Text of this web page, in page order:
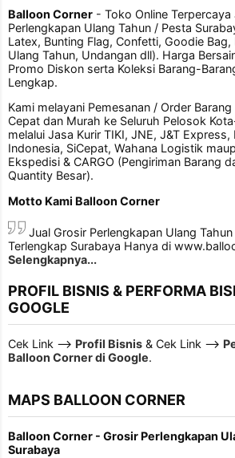
Balloon Corner - Toko Online Terpercaya
Perlengkapan Ulang Tahun / Pesta
Latex, Bunting Flag, Confetti, Goodie
Ulang Tahun, Undangan dll). Harga
Promo Diskon serta Koleksi Barang-
Lengkap.
Kami melayani Pemesanan / Order
Cepat dan Murah ke Seluruh Pelosok
melalui Jasa Kurir TIKI, JNE, J&T Express,
Indonesia, SiCepat, Wahana Logistik
Ekspedisi & CARGO (Pengiriman Barang
Quantity Besar).
Motto Kami Balloon Corner
Jual Grosir Perlengkapan Ulang
Terlengkap Surabaya Hanya di
Selengkapnya...
PROFIL BISNIS & PERFORMA
GOOGLE
Cek Link --> Profil Bisnis & Cek Link -->
Balloon Corner di Google.
MAPS BALLOON CORNER
Balloon Corner - Grosir Perlengkapan
Surabaya